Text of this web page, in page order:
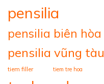
pensilia
pensilia biên hòa
pensilia vũng tàu
tiem filler tiem tre hoa